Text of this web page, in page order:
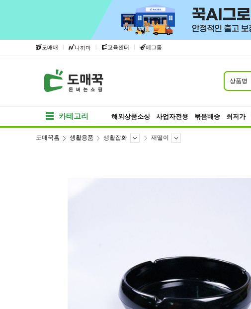
도매매 | 나까마 | 교육센터 | 에그돔
상품명
카테고리 해외상품소싱 사업자전용 묶음배송 최저가
도매꾹홈 생활용품 생활잡화 재떨이